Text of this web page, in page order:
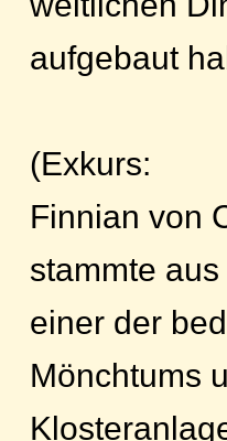
aufgebaut
(Exkurs:
Finnian von
stammte
einer der
Mönchtums